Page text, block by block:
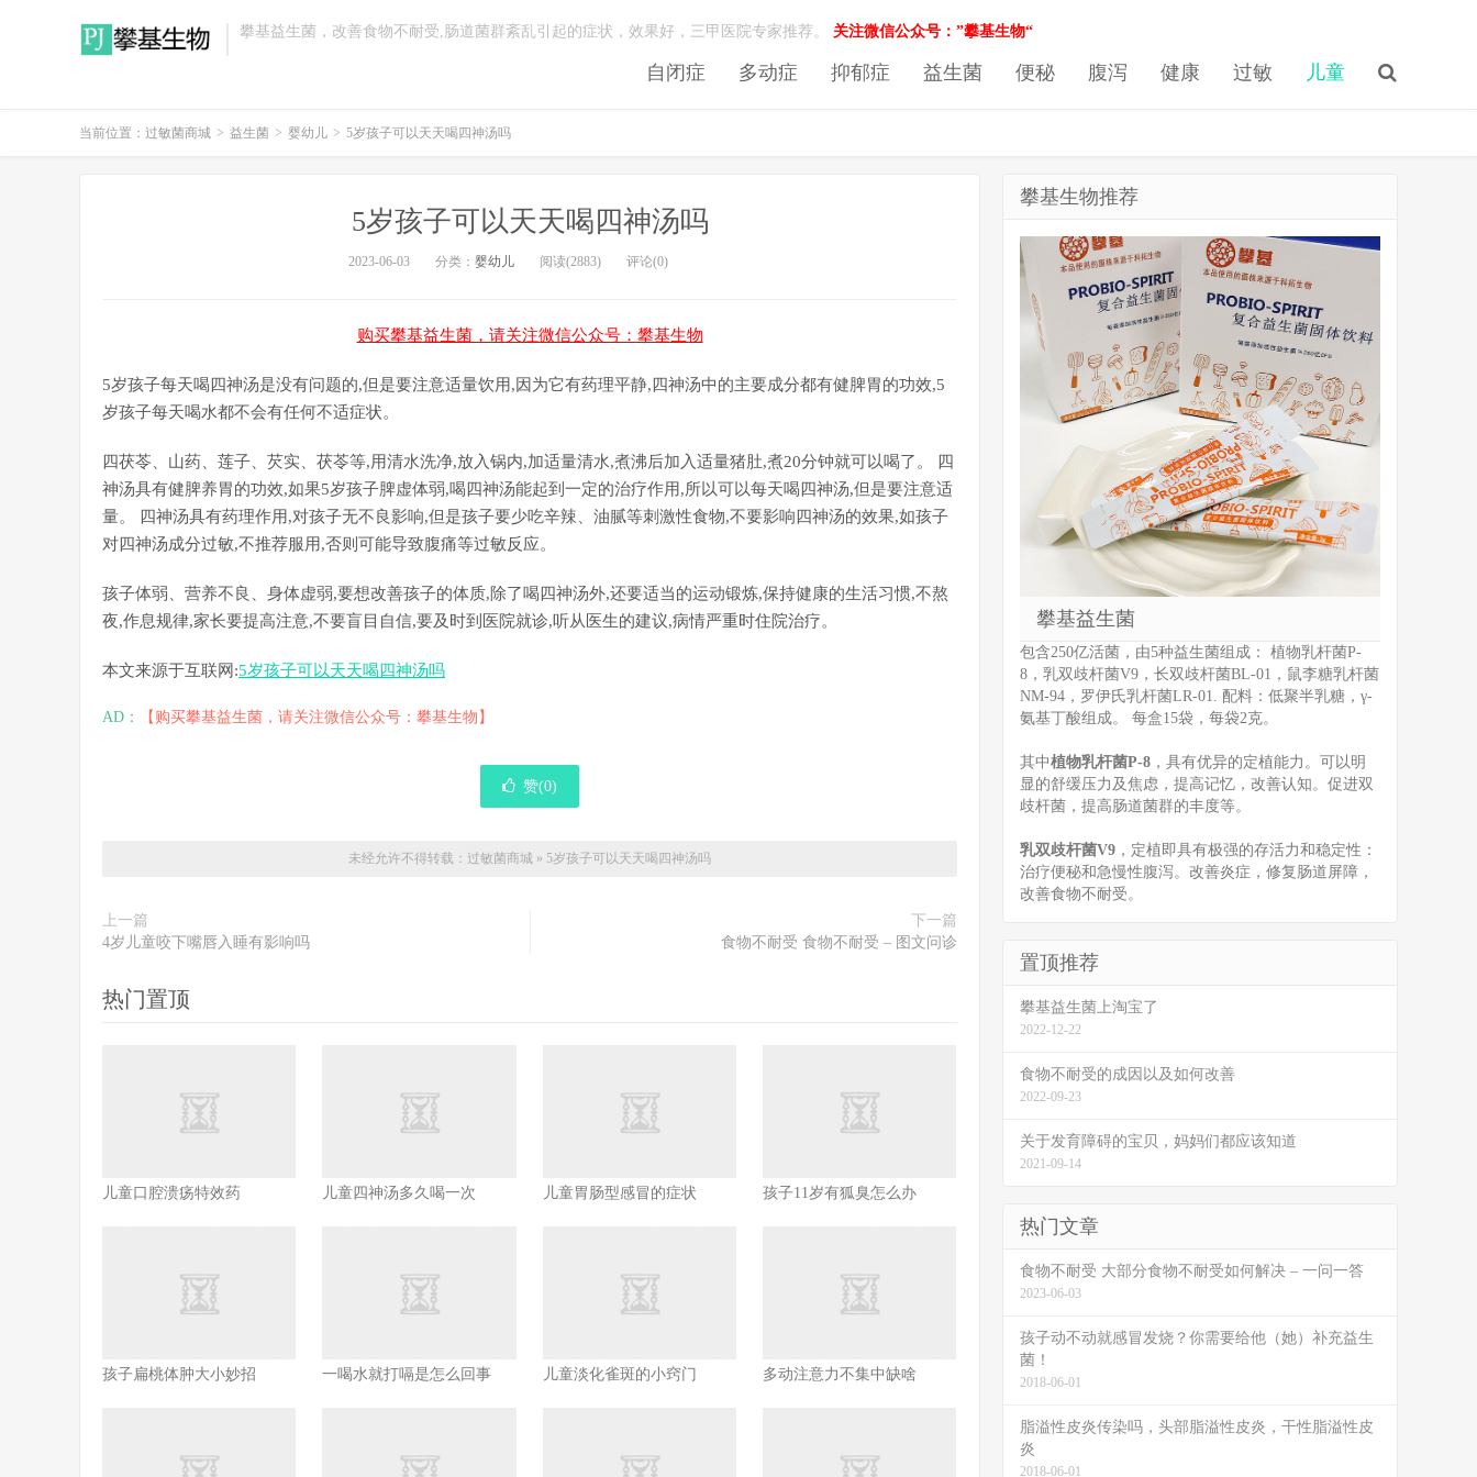
攀基益生菌，改善食物不耐受,肠道菌群紊乱引起的症状，效果好，三甲医院专家推荐。 关注微信公众号：”攀基生物“
自闭症 多动症 抑郁症 益生菌 便秘 腹泻 健康 过敏 儿童
当前位置： 过敏菌商城 > 益生菌 > 婴幼儿 > 5岁孩子可以天天喝四神汤吗
5岁孩子可以天天喝四神汤吗
2023-06-03 分类： 婴幼儿 阅读(2883) 评论(0)
购买攀基益生菌，请关注微信公众号：攀基生物
5岁孩子每天喝四神汤是没有问题的,但是要注意适量饮用,因为它有药理平静,四神汤中的主要成分都有健脾胃的功效,5
岁孩子每天喝水都不会有任何不适症状。
四茯苓、山药、莲子、芡实、茯苓等,用清水洗净,放入锅内,加适量清水,煮沸后加入适量猪肚,煮20分钟就可以喝了。 四
神汤具有健脾养胃的功效,如果5岁孩子脾虚体弱,喝四神汤能起到一定的治疗作用,所以可以每天喝四神汤,但是要注意适
量。 四神汤具有药理作用,对孩子无不良影响,但是孩子要少吃辛辣、油腻等刺激性食物,不要影响四神汤的效果,如孩子
对四神汤成分过敏,不推荐服用,否则可能导致腹痛等过敏反应。
孩子体弱、营养不良、身体虚弱,要想改善孩子的体质,除了喝四神汤外,还要适当的运动锻炼,保持健康的生活习惯,不熬
夜,作息规律,家长要提高注意,不要盲目自信,要及时到医院就诊,听从医生的建议,病情严重时住院治疗。
本文来源于互联网:5岁孩子可以天天喝四神汤吗
AD： 【购买攀基益生菌，请关注微信公众号：攀基生物】
赞(0)
未经允许不得转载： 过敏菌商城 » 5岁孩子可以天天喝四神汤吗
上一篇
4岁儿童咬下嘴唇入睡有影响吗
下一篇
食物不耐受 食物不耐受 – 图文问诊
热门置顶
儿童口腔溃疡特效药 儿童四神汤多久喝一次 儿童胃肠型感冒的症状 孩子11岁有狐臭怎么办
孩子扁桃体肿大小妙招 一喝水就打嗝是怎么回事 儿童淡化雀斑的小窍门 多动注意力不集中缺啥
攀基生物推荐
攀基益生菌
包含250亿活菌，由5种益生菌组成： 植物乳杆菌P-
8，乳双歧杆菌V9，长双歧杆菌BL-01，鼠李糖乳杆菌
NM-94，罗伊氏乳杆菌LR-01. 配料：低聚半乳糖，γ-
氨基丁酸组成。 每盒15袋，每袋2克。
其中植物乳杆菌P-8 ，具有优异的定植能力。可以明
显的舒缓压力及焦虑，提高记忆，改善认知。促进双
歧杆菌，提高肠道菌群的丰度等。
乳双歧杆菌V9 ，定植即具有极强的存活力和稳定性：
治疗便秘和急慢性腹泻。改善炎症，修复肠道屏障，
改善食物不耐受。
置顶推荐
攀基益生菌上淘宝了
2022-12-22
食物不耐受的成因以及如何改善
2022-09-23
关于发育障碍的宝贝，妈妈们都应该知道
2021-09-14
热门文章
食物不耐受 大部分食物不耐受如何解决 – 一问一答
2023-06-03
孩子动不动就感冒发烧？你需要给他（她）补充益生
菌！
2018-06-01
脂溢性皮炎传染吗，头部脂溢性皮炎，干性脂溢性皮
炎
2018-06-01